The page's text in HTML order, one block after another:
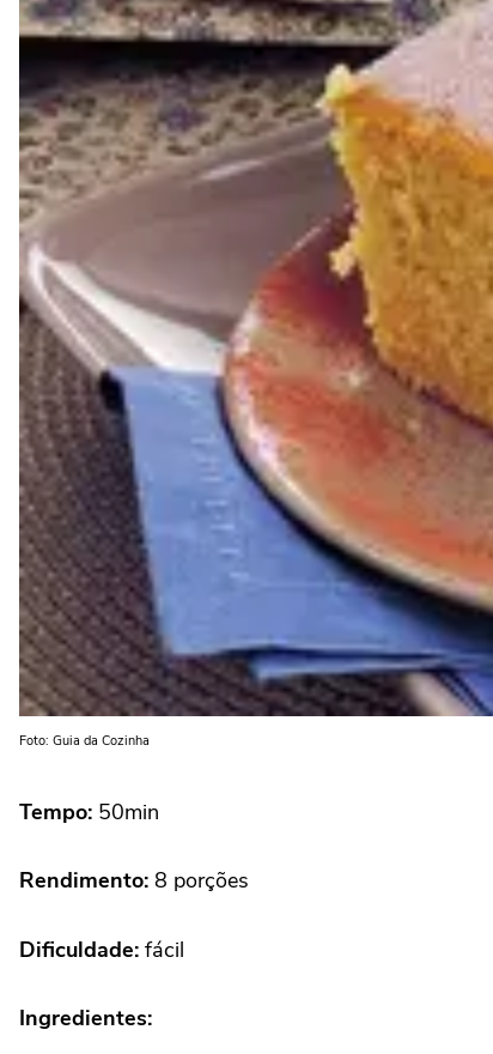
Foto: Guia da Cozinha
Tempo: 50min
Rendimento: 8 porções
Dificuldade: fácil
Ingredientes: